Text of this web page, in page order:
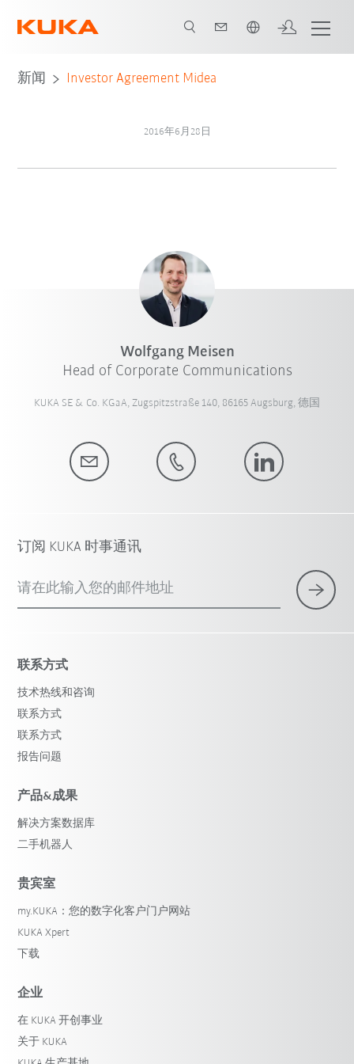
新闻 Investor Agreement Midea
2016年6月28日
Wolfgang Meisen
Head of Corporate Communications
KUKA SE & Co. KGaA, Zugspitzstraße 140, 86165 Augsburg, 德国
订阅 KUKA 时事通讯
请在此输入您的邮件地址
联系方式
技术热线和咨询
联系方式
联系方式
报告问题
产品&成果
解决方案数据库
二手机器人
贵宾室
my.KUKA：您的数字化客户门户网站
KUKA Xpert
下载
企业
在 KUKA 开创事业
关于 KUKA